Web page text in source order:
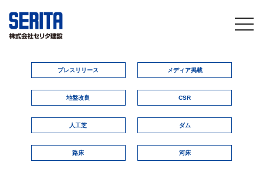
プレスリリース メディア掲載
地盤改良 CSR
人工芝 ダム
路床 河床